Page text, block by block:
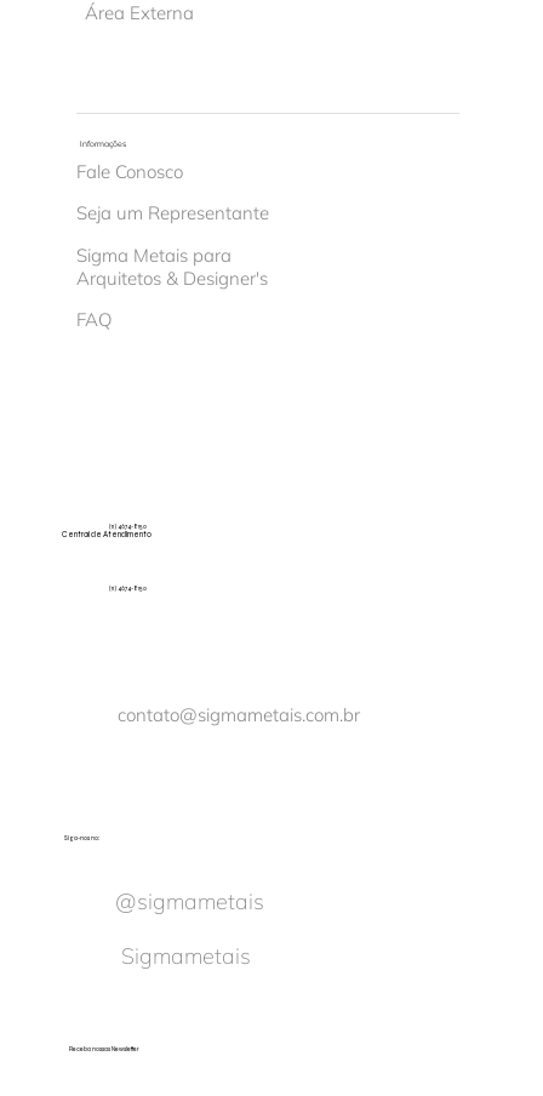
Área Externa
Informações
Fale Conosco
Seja um Representante
Sigma Metais para
Arquitetos & Designer's
FAQ
Central de Atendimento
(11) 4674-8150
(11) 4674-8150
contato@sigmametais.com.br
Siga-nos no:
@sigmametais
Sigmametais
Receba nossas Newsletter